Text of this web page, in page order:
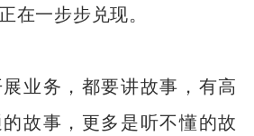
在一步步兑现。
业务，都要讲故事，有高
故事，更多是听不懂的故